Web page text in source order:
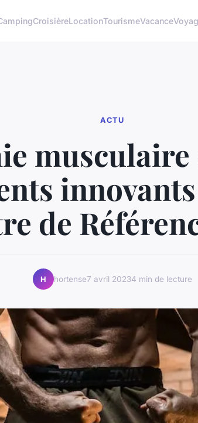
CroisièreLocationTourismeVacance
ACTU
musculaire
de
H hortense7 avril 20234 min de lecture